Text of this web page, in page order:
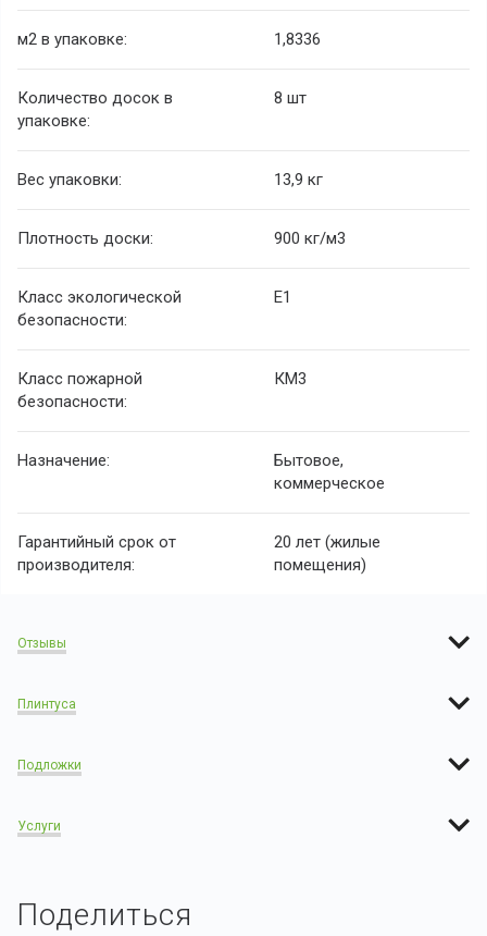
м2 в упаковке: 1,8336
Количество досок в
упаковке:
8 шт
Вес упаковки: 13,9 кг
Плотность доски: 900 кг/м3
Класс экологической
безопасности:
E1
Класс пожарной
безопасности:
КМ3
Назначение:
Бытовое,
коммерческое
Гарантийный срок от
производителя:
20 лет (жилые
помещения)
Отзывы
Плинтуса
Подложки
Услуги
Поделиться